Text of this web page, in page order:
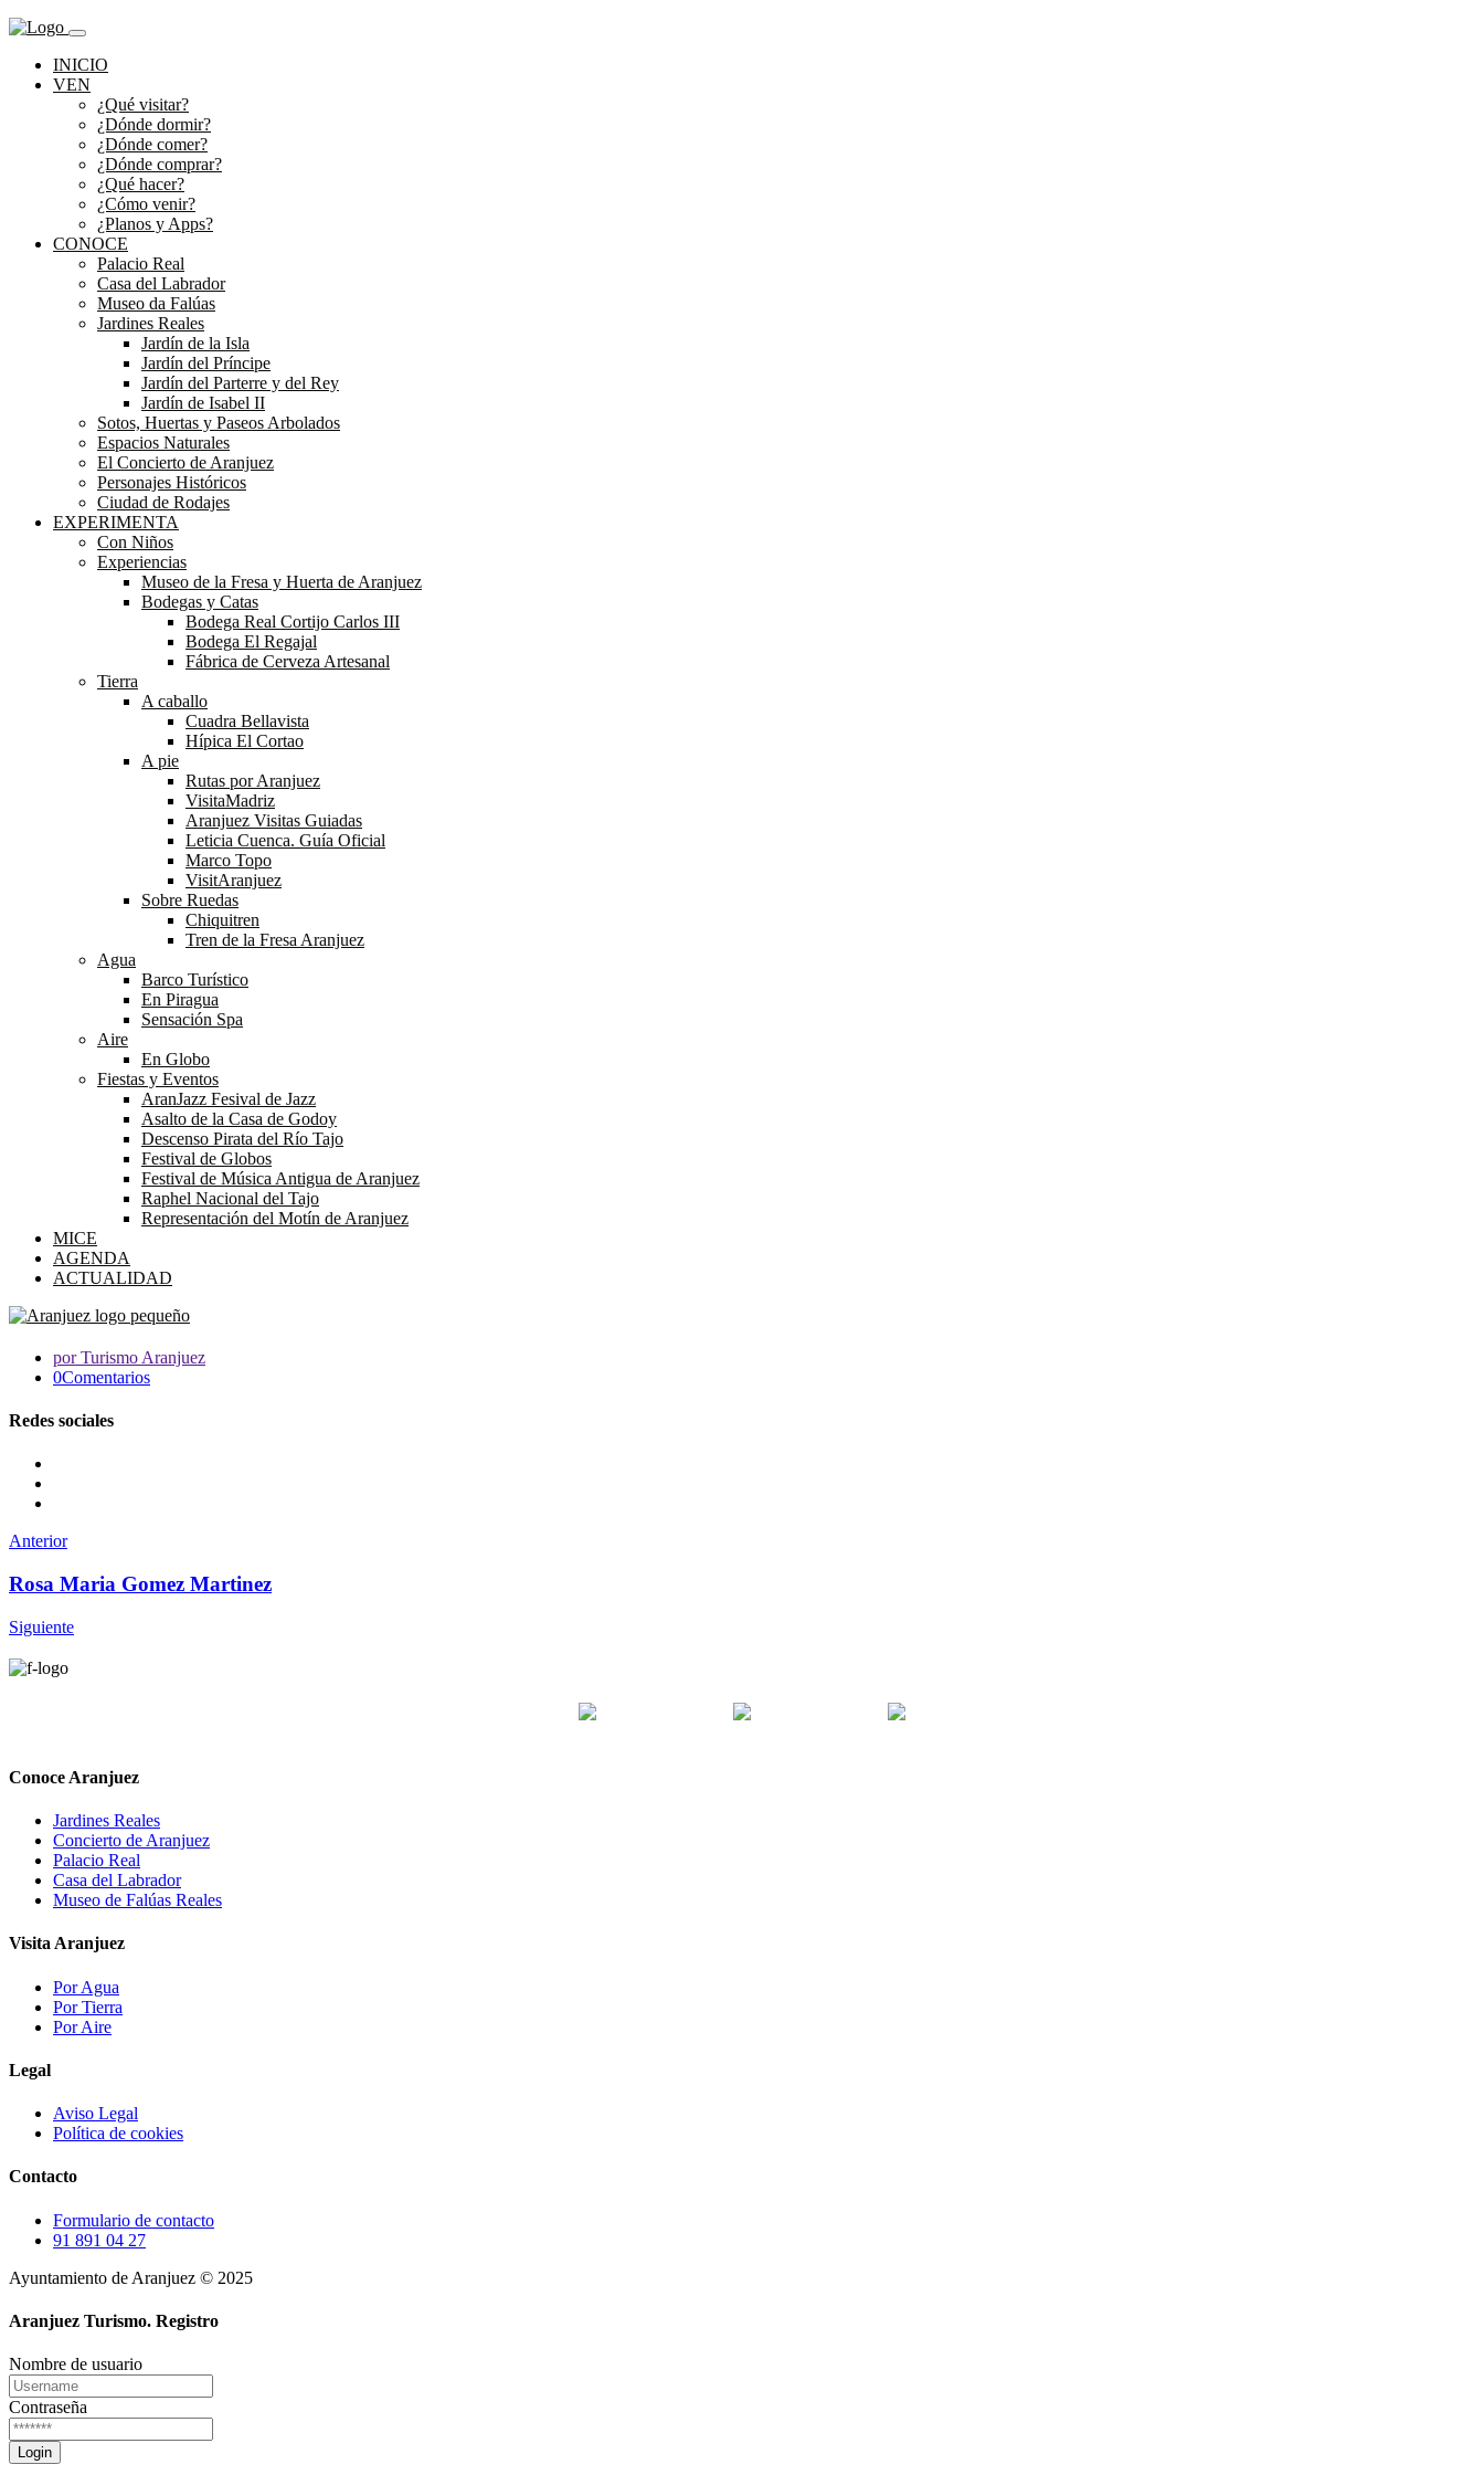
INICIO
VEN
¿Qué visitar?
¿Dónde dormir?
¿Dónde comer?
¿Dónde comprar?
¿Qué hacer?
¿Cómo venir?
¿Planos y Apps?
CONOCE
Palacio Real
Casa del Labrador
Museo da Falúas
Jardines Reales
Jardín de la Isla
Jardín del Príncipe
Jardín del Parterre y del Rey
Jardín de Isabel II
Sotos, Huertas y Paseos Arbolados
Espacios Naturales
El Concierto de Aranjuez
Personajes Históricos
Ciudad de Rodajes
EXPERIMENTA
Con Niños
Experiencias
Museo de la Fresa y Huerta de Aranjuez
Bodegas y Catas
Bodega Real Cortijo Carlos III
Bodega El Regajal
Fábrica de Cerveza Artesanal
Tierra
A caballo
Cuadra Bellavista
Hípica El Cortao
A pie
Rutas por Aranjuez
VisitaMadriz
Aranjuez Visitas Guiadas
Leticia Cuenca. Guía Oficial
Marco Topo
VisitAranjuez
Sobre Ruedas
Chiquitren
Tren de la Fresa Aranjuez
Agua
Barco Turístico
En Piragua
Sensación Spa
Aire
En Globo
Fiestas y Eventos
AranJazz Fesival de Jazz
Asalto de la Casa de Godoy
Descenso Pirata del Río Tajo
Festival de Globos
Festival de Música Antigua de Aranjuez
Raphel Nacional del Tajo
Representación del Motín de Aranjuez
MICE
AGENDA
ACTUALIDAD
por Turismo Aranjuez
0Comentarios
Redes sociales
Anterior
Rosa Maria Gomez Martinez
Siguiente
Conoce Aranjuez
Jardines Reales
Concierto de Aranjuez
Palacio Real
Casa del Labrador
Museo de Falúas Reales
Visita Aranjuez
Por Agua
Por Tierra
Por Aire
Legal
Aviso Legal
Política de cookies
Contacto
Formulario de contacto
91 891 04 27
Ayuntamiento de Aranjuez © 2025
Aranjuez Turismo. Registro
Nombre de usuario
Contraseña